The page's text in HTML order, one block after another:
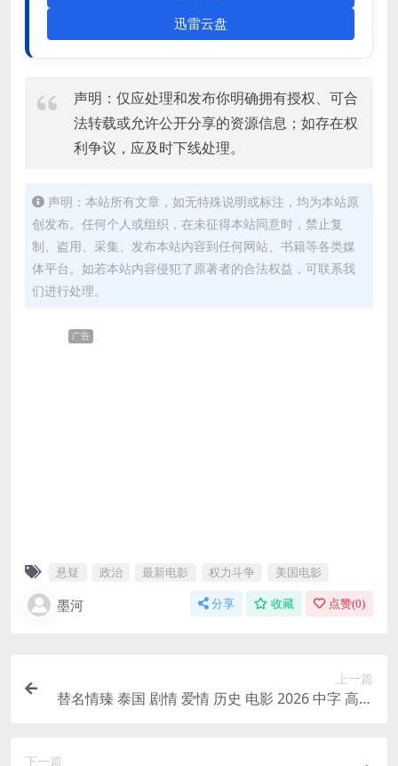
迅雷云盘
声明：仅应处理和发布你明确拥有授权、可合
法转载或允许公开分享的资源信息；如存在权
利争议，应及时下线处理。
声明：本站所有文章，如无特殊说明或标注，均为本站原
创发布。任何个人或组织，在未征得本站同意时，禁止复
制、盗用、采集、发布本站内容到任何网站、书籍等各类媒
体平台。如若本站内容侵犯了原著者的合法权益，可联系我
们进行处理。
广告
悬疑 政治 最新电影 权力斗争 美国电影
墨河 分享 收藏 点赞(0)
上一篇
替名情臻 泰国 剧情 爱情 历史 电影 2026 中字 高清
下一篇